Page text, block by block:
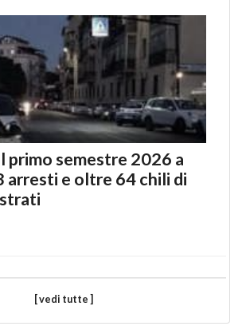
primo semestre 2026 a
arresti e oltre 64 chili di
[ vedi tutte ]